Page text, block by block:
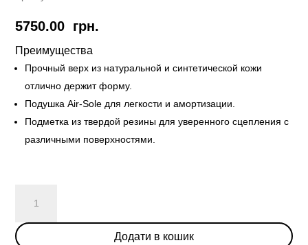
5750.00 грн.
Преимущества
Прочный верх из натуральной и синтетической кожи
отлично держит форму.
Подушка Air-Sole для легкости и амортизации.
Подметка из твердой резины для уверенного сцепления с
различными поверхностями.
Dunk
Low
Додати в кошик